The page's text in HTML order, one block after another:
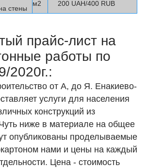
стены
м2 200 UAH/400 RUB
прайс-лист на
работы по
2020г.:
от А, до Я. Енакиево-
услуги для населения
конструкций из
ниже в материале на общее
опубликованы проделываемые
нами и цены на каждый
Цена - стоимость